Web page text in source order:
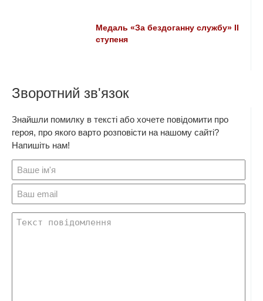
Медаль «За бездоганну службу» II
ступеня
Зворотний зв'язок
Знайшли помилку в тексті або хочете повідомити про
героя, про якого варто розповісти на нашому сайті?
Напишіть нам!